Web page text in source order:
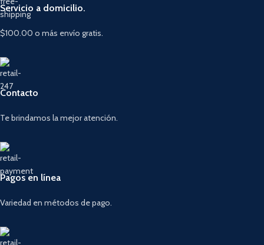
Servicio a domicilio.
$100.00 o más envío gratis.
Contacto
Te brindamos la mejor atención.
Pagos en línea
Variedad en métodos de pago.